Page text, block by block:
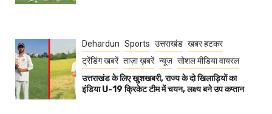
Dehardun Sports उत्तराखंड खबर हटकर
ट्रेंडिंग खबरें ताज़ा ख़बरें न्यूज़ सोशल मीडिया वायरल
उत्तराखंड के लिए खुशखबरी, राज्य के दो खिलाड़ियों का
इंडिया U-19 क्रिकेट टीम में चयन, लक्ष्य बने उप कप्तान